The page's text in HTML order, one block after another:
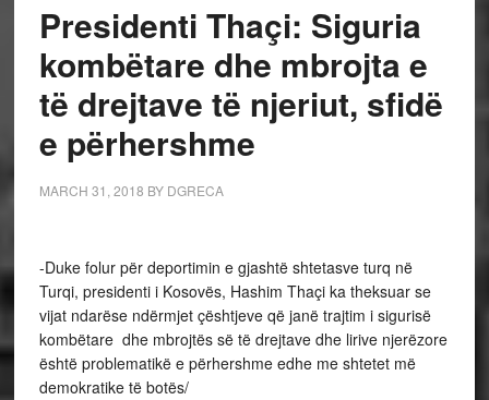
Presidenti Thaçi: Siguria
kombëtare dhe mbrojta e
të drejtave të njeriut, sfidë
e përhershme
MARCH 31, 2018 BY DGRECA
-Duke folur për deportimin e gjashtë shtetasve turq në
Turqi, presidenti i Kosovës, Hashim Thaçi ka theksuar se
vijat ndarëse ndërmjet çështjeve që janë trajtim i sigurisë
kombëtare dhe mbrojtës së të drejtave dhe lirive njerëzore
është problematikë e përhershme edhe me shtetet më
demokratike të botës/